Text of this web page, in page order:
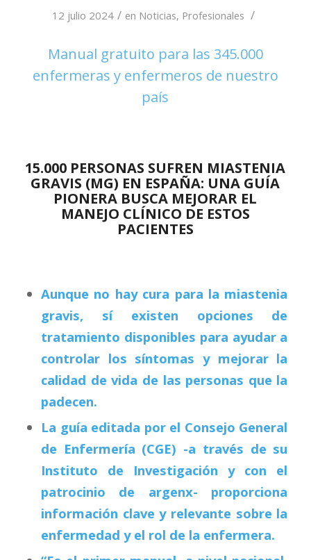
12 julio 2024 / en Noticias, Profesionales /
Manual gratuito para las 345.000
enfermeras y enfermeros de nuestro
país
15.000 PERSONAS SUFREN MIASTENIA
GRAVIS (MG) EN ESPAÑA: UNA GUÍA
PIONERA BUSCA MEJORAR EL
MANEJO CLÍNICO DE ESTOS
PACIENTES
Aunque no hay cura para la miastenia
gravis, sí existen opciones de
tratamiento disponibles para ayudar a
controlar los síntomas y mejorar la
calidad de vida de las personas que la
padecen.
La guía editada por el Consejo General
de Enfermería (CGE) -a través de su
Instituto de Investigación y con el
patrocinio de argenx- proporciona
información clave y relevante sobre la
enfermedad y el rol de la enfermera.